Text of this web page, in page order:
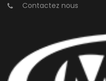
Contactez nous